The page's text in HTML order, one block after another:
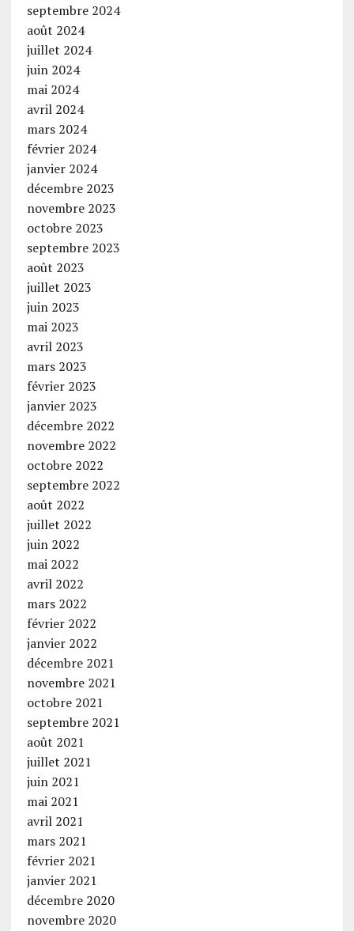
septembre 2024
août 2024
juillet 2024
juin 2024
mai 2024
avril 2024
mars 2024
février 2024
janvier 2024
décembre 2023
novembre 2023
octobre 2023
septembre 2023
août 2023
juillet 2023
juin 2023
mai 2023
avril 2023
mars 2023
février 2023
janvier 2023
décembre 2022
novembre 2022
octobre 2022
septembre 2022
août 2022
juillet 2022
juin 2022
mai 2022
avril 2022
mars 2022
février 2022
janvier 2022
décembre 2021
novembre 2021
octobre 2021
septembre 2021
août 2021
juillet 2021
juin 2021
mai 2021
avril 2021
mars 2021
février 2021
janvier 2021
décembre 2020
novembre 2020